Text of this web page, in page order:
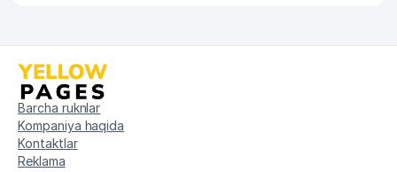
67
NEBESA RESORT OILAVIY
KORXONASI
68 АО ALFA LIFE INSURANCE
69
Barcha ruknlar
Kompaniya haqida
Kontaktlar
Reklama